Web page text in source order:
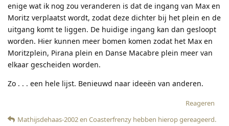
enige wat ik nog zou veranderen is dat de ingang van Max en
Moritz verplaatst wordt, zodat deze dichter bij het plein en de
uitgang komt te liggen. De huidige ingang kan dan gesloopt
worden. Hier kunnen meer bomen komen zodat het Max en
Moritzplein, Pirana plein en Danse Macabre plein meer van
elkaar gescheiden worden.
Zo . . . een hele lijst. Benieuwd naar ideeën van anderen.
Reageren
Mathijsdehaas-2002en Coasterfrenzy hebben hierop gereageerd.